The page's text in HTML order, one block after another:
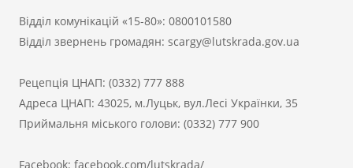
Відділ комунікацій «15-80»: 0800101580
Відділ звернень громадян: scargy@lutskrada.gov.ua
Рецепція ЦНАП: (0332) 777 888
Адреса ЦНАП: 43025, м.Луцьк, вул.Лесі Українки, 35
Приймальня міського голови: (0332) 777 900
Facebook: facebook.com/lutskrada/